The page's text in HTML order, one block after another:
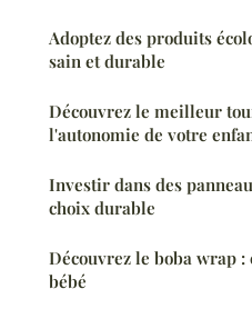
Adoptez des produits
sain et durable
Découvrez le meilleur
l'autonomie de votre
Investir dans des
choix durable
Découvrez le boba wrap
bébé